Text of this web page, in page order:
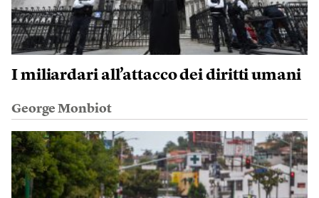
I miliardari all’attacco dei diritti umani
George Monbiot